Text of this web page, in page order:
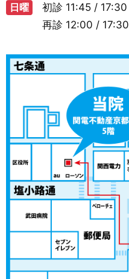
日曜
初診 11:45 / 17:30
再診 12:00 / 17:30